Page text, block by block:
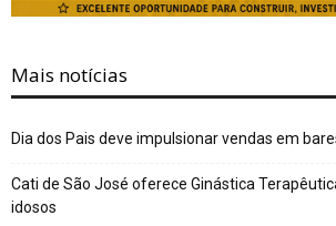
Mais notícias
Dia dos Pais deve impulsionar vendas em
Cati de São José oferece Ginástica
idosos